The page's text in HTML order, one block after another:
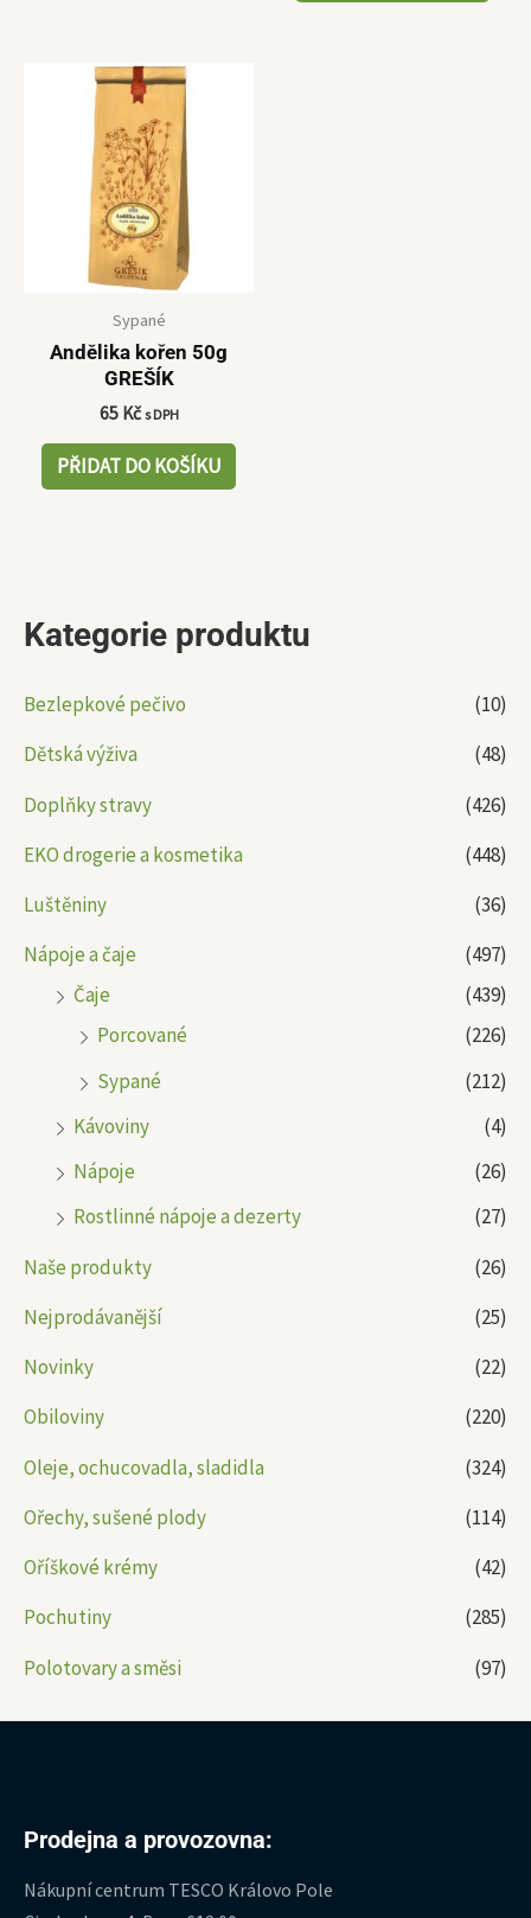
Kategorie produktu
Bezlepkové pečivo
(10)
Dětská výživa
(48)
Doplňky stravy
(426)
EKO drogerie a kosmetika
(448)
Luštěniny
(36)
Nápoje a čaje
(497)
Čaje
(439)
Porcované
(226)
Sypané
(212)
Kávoviny
(4)
Nápoje
(26)
Rostlinné nápoje a dezerty
(27)
Naše produkty
(26)
Nejprodávanější
(25)
Novinky
(22)
Obiloviny
(220)
Oleje, ochucovadla, sladidla
(324)
Ořechy, sušené plody
(114)
Oříškové krémy
(42)
Pochutiny
(285)
Polotovary a směsi
(97)
Sypané
Andělika kořen 50g
GREŠÍK
65 Kč s DPH
PŘIDAT DO KOŠÍKU
Prodejna a provozovna:
Nákupní centrum TESCO Královo Pole